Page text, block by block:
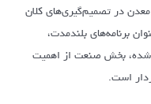
در تصمیم‌گیری‌های کلان
برنامه‌های بلندمدت،
شده، بخش صنعت از اهمیت
است.